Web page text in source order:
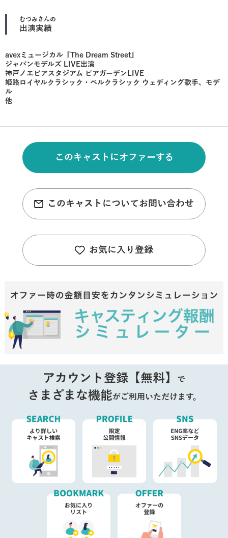
むつみさんの
出演実績
avexミュージカル『The Dream Street』
ジャパンモデルズ LIVE出演
神戸ノエビアスタジアム ビアガーデンLIVE
姫路ロイヤルクラシック・ベルクラシック ウェディング歌手、モデ
ル
他
このキャストにオファーする
このキャストについてお問い合わせ
お気に入り登録
アカウント登録【無料】 で
さまざまな機能がご利用いただけます。